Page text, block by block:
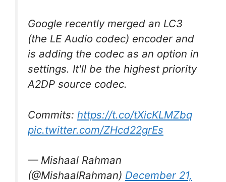
Google recently merged an LC3
(the LE Audio codec) encoder and
is adding the codec as an option in
settings. It'll be the highest priority
A2DP source codec.
Commits: https://t.co/tXicKLMZbq
pic.twitter.com/ZHcd22grEs
— Mishaal Rahman
(@MishaalRahman) December 21,